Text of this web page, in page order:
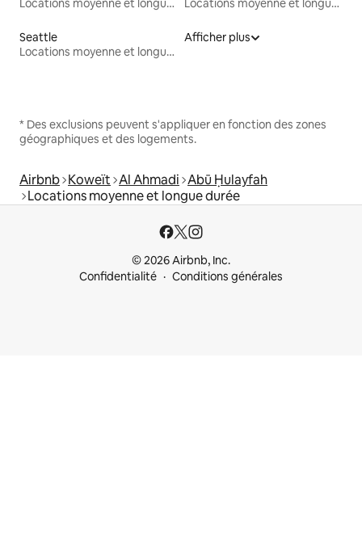
Locations moyenne et longue durée Locations moyenne et longue durée
Seattle
Locations moyenne et longue durée
Afficher plus
* Des exclusions peuvent s'appliquer en fonction des zones
géographiques et des logements.
Airbnb Koweït Al Ahmadi Abū Ḥulayfah
Locations moyenne et longue durée
© 2026 Airbnb, Inc.
Confidentialité
Conditions générales